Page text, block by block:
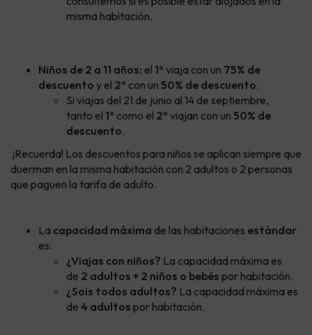
misma habitación.
Niños de 2 a 11 años: el 1º viaja con un 75% de
descuento y el 2º con un 50% de descuento.
Si viajas del 21 de junio al 14 de septiembre,
tanto el 1º como el 2º viajan con un 50% de
descuento.
¡Recuerda! Los descuentos para niños se aplican siempre que
duerman en la misma habitación con 2 adultos o 2 personas
que paguen la tarifa de adulto.
La capacidad máxima de las habitaciones estándar
es:
¿Viajas con niños? La capacidad máxima es
de 2 adultos + 2 niños o bebés por habitación.
¿Sois todos adultos? La capacidad máxima es
de 4 adultos por habitación.